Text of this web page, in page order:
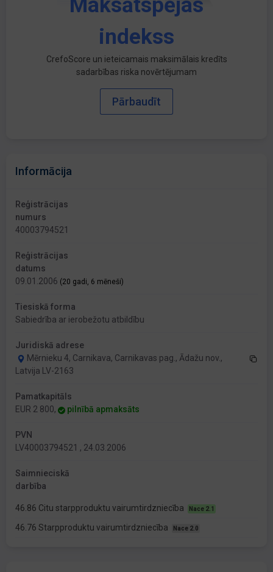
Maksātspējas
indekss
CrefoScore un ieteicamais maksimālais kredīts
sadarbības riska novērtējumam
Pārbaudīt
Informācija
Reģistrācijas
numurs
40003794521
Reģistrācijas
datums
09.01.2006 (20 gadi, 6 mēneši)
Tiesiskā forma
Sabiedrība ar ierobežotu atbildību
Juridiskā adrese
Mērnieku 4, Carnikava, Carnikavas pag., Ādažu nov.,
Latvija LV-2163
Pamatkapitāls
EUR 2 800,
pilnībā apmaksāts
PVN
LV40003794521 , 24.03.2006
Saimnieciskā
darbība
46.86 Citu starpproduktu vairumtirdzniecība Nace 2.1
46.76 Starpproduktu vairumtirdzniecība Nace 2.0